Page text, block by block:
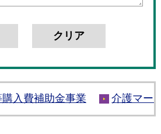
入費補助金事業 介護マー